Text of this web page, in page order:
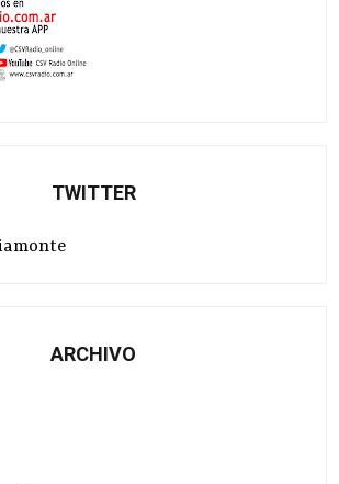
TWITTER
ARCHIVO